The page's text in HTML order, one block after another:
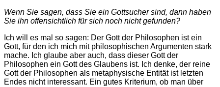
Wenn Sie sagen, dass Sie ein Gottsucher sind, dann haben
Sie ihn offensichtlich für sich noch nicht gefunden?
Ich will es mal so sagen: Der Gott der Philosophen ist ein
Gott, für den ich mich mit philosophischen Argumenten stark
mache. Ich glaube aber auch, dass dieser Gott der
Philosophen ein Gott des Glaubens ist. Ich denke, der reine
Gott der Philosophen als metaphysische Entität ist letzten
Endes nicht interessant. Ein gutes Kriterium, ob man über